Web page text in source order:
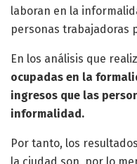
laboran en la
personas trabajadoras
En los análisis que
ocupadas en la
ingresos que las
informalidad.
Por tanto, los